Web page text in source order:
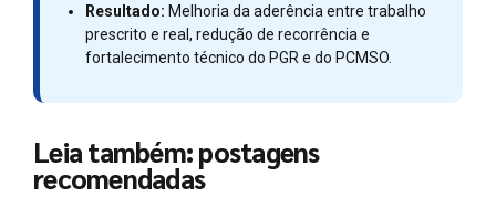
Resultado: Melhoria da aderência entre trabalho
prescrito e real, redução de recorrência e
fortalecimento técnico do PGR e do PCMSO.
Leia também: postagens
recomendadas